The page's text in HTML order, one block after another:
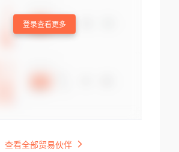
登录查看更多
查看全部贸易伙伴